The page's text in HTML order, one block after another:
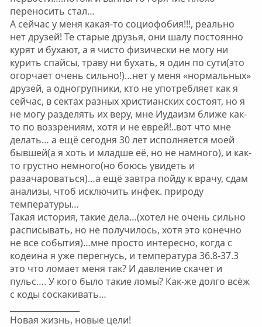
переносить стал…
А сейчас у меня какая-то социофобия!!!, реально
нет друзей! Те старые друзья, они шалу постоянно
курят и бухают, а я чисто физически не могу ни
курить спайсы, траву ни бухать, я один по сути(это
огорчает очень сильно!)…нет у меня «нормальных»
друзей, а одногрупники, кто не употребляет как я
сейчас, в сектах разных христианских состоят, но я
не могу разделять их веру, мне Иудаизм ближе как-
то по воззрениям, хотя и не еврей!..вот что мне
делать… а ещё сегодня 30 лет исполняется моей
бывшей(а я хоть и младше её, но не намного), и как-
то грустно немного(но боюсь увидеть и
разачароваться)…а ещё завтра пойду к врачу, сдам
анализы, чтоб исключить инфек. природу
температуры…
Такая история, такие дела…(хотел не очень сильно
расписывать, но не получилось, хотя это конечно
не все события)…мне просто интересно, когда с
кодеина я уже перегнусь, и температура 36.8-37.3
это что ломает меня так? И давление скачет и
пульс…. У кого было такие ломы? Как-же долго всёж
с коды соскакивать…
Новая жизнь, новые цели!